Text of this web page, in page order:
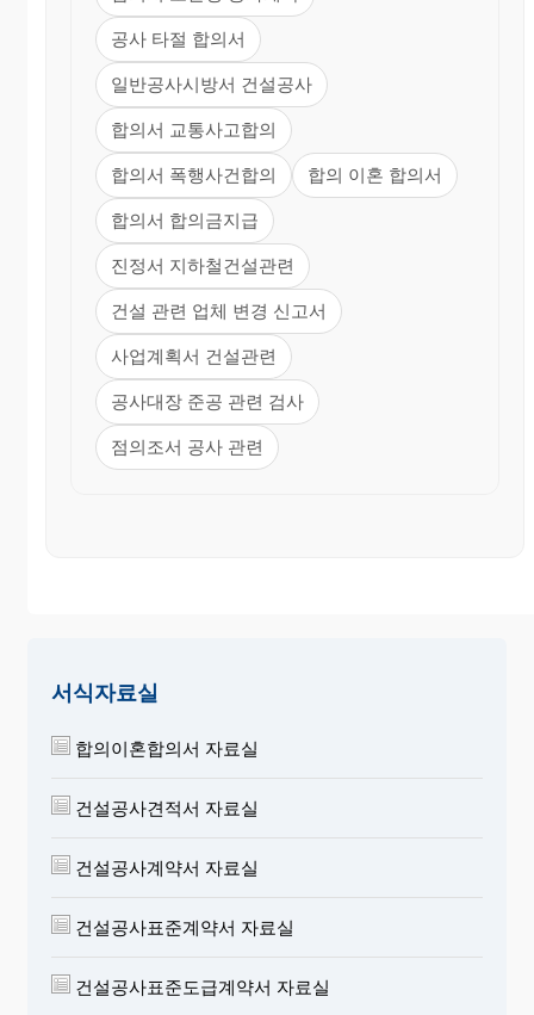
공사 타절 합의서
일반공사시방서 건설공사
합의서 교통사고합의
합의서 폭행사건합의 합의 이혼 합의서
합의서 합의금지급
진정서 지하철건설관련
건설 관련 업체 변경 신고서
사업계획서 건설관련
공사대장 준공 관련 검사
점의조서 공사 관련
서식자료실
합의이혼합의서 자료실
건설공사견적서 자료실
건설공사계약서 자료실
건설공사표준계약서 자료실
건설공사표준도급계약서 자료실